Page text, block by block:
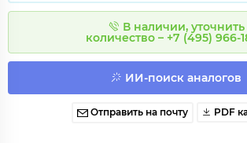
В наличии, уточнить
количество – +7 (495) 966-
ИИ-поиск аналогов
Отправить на почту PDF